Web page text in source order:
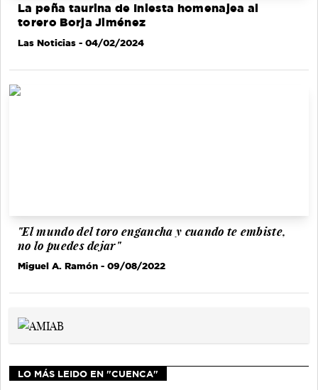
La peña taurina de Iniesta homenajea al
torero Borja Jiménez
Las Noticias - 04/02/2024
"El mundo del toro engancha y cuando te embiste,
no lo puedes dejar"
Miguel A. Ramón - 09/08/2022
LO MÁS LEIDO EN "CUENCA"